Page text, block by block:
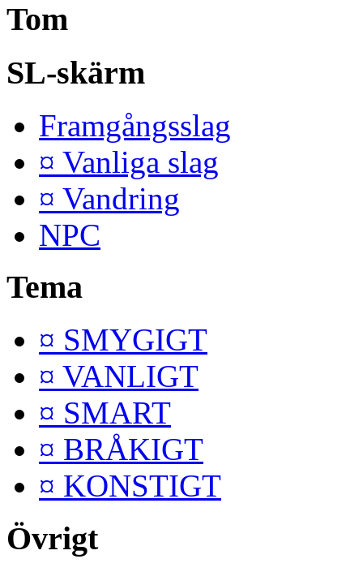
Tom
SL-skärm
Framgångsslag
¤ Vanliga slag
¤ Vandring
NPC
Tema
¤ SMYGIGT
¤ VANLIGT
¤ SMART
¤ BRÅKIGT
¤ KONSTIGT
Övrigt